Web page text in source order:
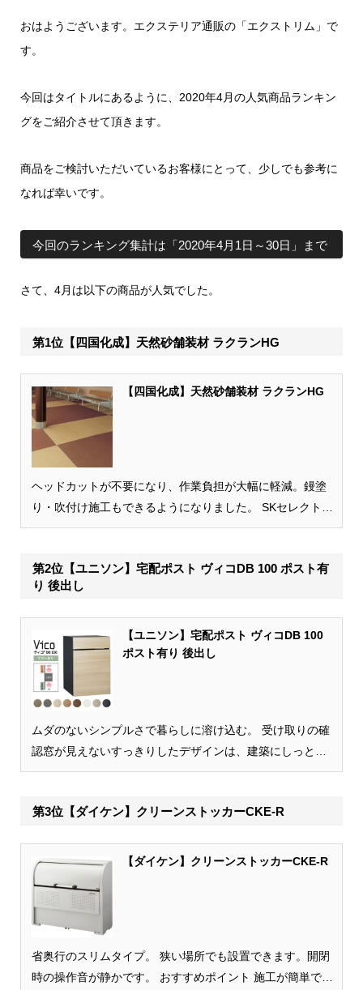
おはようございます。エクステリア通販の「エクストリム」で
す。
今回はタイトルにあるように、2020年4月の人気商品ランキン
グをご紹介させて頂きます。
商品をご検討いただいているお客様にとって、少しでも参考に
なれば幸いです。
今回のランキング集計は「2020年4月1日～30日」まで
さて、4月は以下の商品が人気でした。
第1位【四国化成】天然砂舗装材 ラクランHG
【四国化成】天然砂舗装材 ラクランHG
ヘッドカットが不要になり、作業負担が大幅に軽減。鏝塗
り・吹付け施工もできるようになりました。 SKセレクトカ
ラー対応で、全75色の中からお好みのカラーを自由に組み
第2位【ユニソン】宅配ポスト ヴィコDB 100 ポスト有
り 後出し
【ユニソン】宅配ポスト ヴィコDB 100
ポスト有り 後出し
ムダのないシンプルさで暮らしに溶け込む。 受け取りの確
認窓が見えないすっきりしたデザインは、建築にしっとり
と溶け込みます。また、使い方をできる限りシンプルにし
第3位【ダイケン】クリーンストッカーCKE-R
【ダイケン】クリーンストッカーCKE-R
省奥行のスリムタイプ。 狭い場所でも設置できます。開閉
時の操作音が静かです。 おすすめポイント 施工が簡単で低